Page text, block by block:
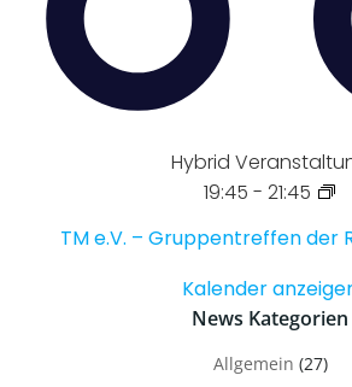
Hybrid
19:45 - 21:45
TM e.V. – Gruppentreffen der
Kalender
News Kategorien
Allgemein (27)